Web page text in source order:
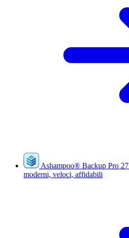
Ashampoo® Backup Pro 27
moderni, veloci, affidabili